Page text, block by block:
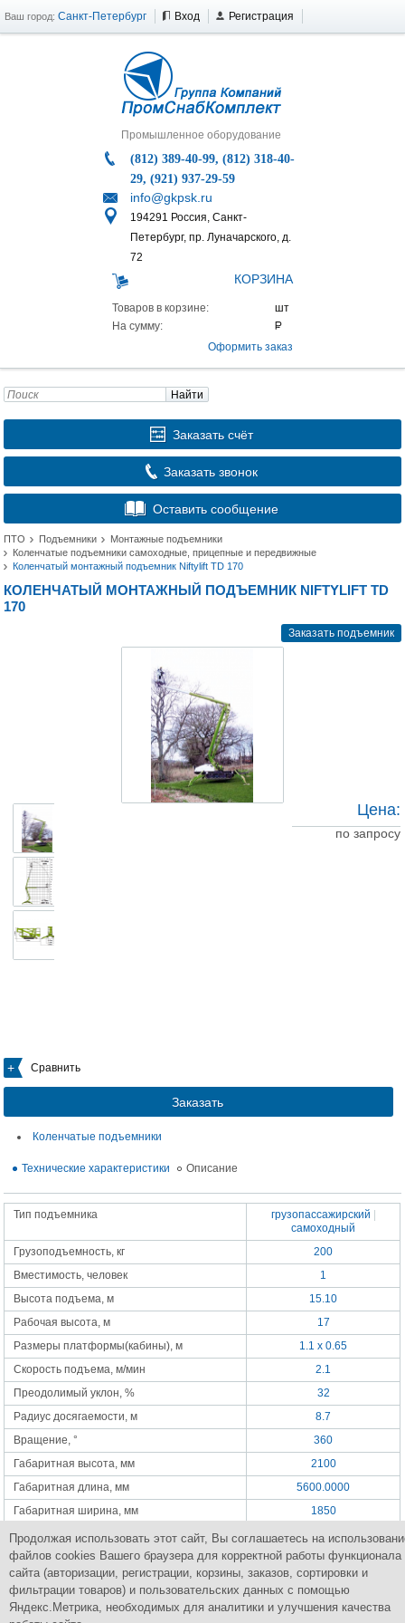
Ваш город: Санкт-Петербург Вход Регистрация
Промышленное оборудование
(812) 389-40-99, (812) 318-40-
29, (921) 937-29-59
info@gkpsk.ru
194291 Россия, Санкт-
Петербург, пр. Луначарского, д.
72
КОРЗИНА
Товаров в корзине:
На сумму:
Оформить заказ
Найти
Заказать счёт
Заказать звонок
Оставить сообщение
ПТО Подъемники
Монтажные подъемники
Коленчатые подъемники самоходные, прицепные и передвижные
Коленчатый монтажный подъемник Niftylift TD 170
КОЛЕНЧАТЫЙ МОНТАЖНЫЙ ПОДЪЕМНИК NIFTYLIFT TD
170
Заказать подъемник
Сравнить
Заказать
Цена:
по запросу
Коленчатые подъемники
Технические характеристики Описание
Тип подъемника грузопассажирский
самоходный
Грузоподъемность, кг
200
Вместимость, человек
1
Высота подъема, м
15.10
Рабочая высота, м
17
Размеры платформы(кабины), м
1.1 x 0.65
Скорость подъема, м/мин
2.1
Преодолимый уклон, %
32
Радиус досягаемости, м
8.7
Вращение, °
360
Габаритная высота, мм
2100
Габаритная длина, мм
5600.0000
Габаритная ширина, мм
1850
Питание
1x220 В |дизельный
двигатель
Масса, кг
2900
Продолжая использовать этот сайт, Вы соглашаетесь на
файлов cookies Вашего браузера для корректной работы функционала
сайта (авторизации, регистрации, корзины, заказов, сортировки и
фильтрации товаров) и пользовательских данных с помощью
Яндекс.Метрика, необходимых для аналитики и улучшения качества